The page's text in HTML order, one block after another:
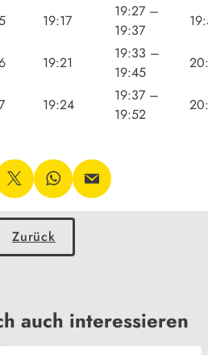
19:17
19:27 –
19:37
19:21
19:33 –
19:45
19:24
19:37 –
19:52
Zurück
auch interessieren